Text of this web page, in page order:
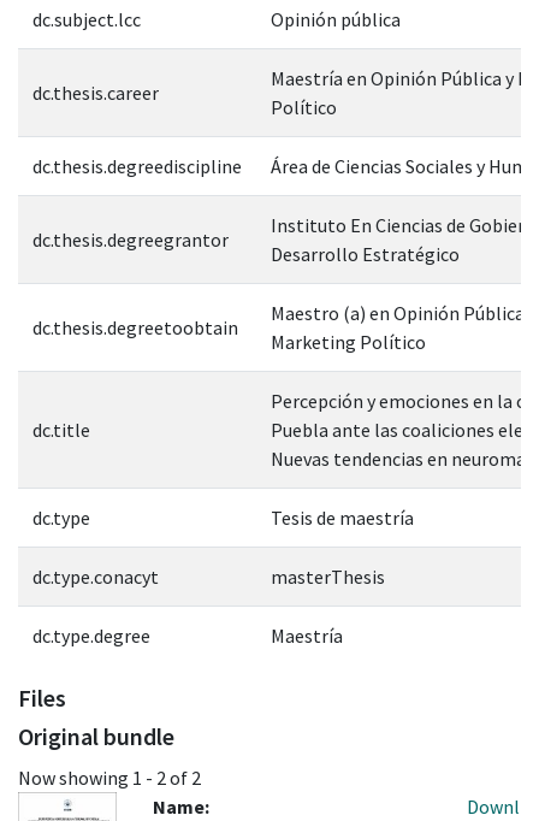
dc.subject.lcc Opinión pública
dc.thesis.career
Maestría en Opinión Pública y
Político
dc.thesis.degreediscipline Área de Ciencias Sociales y
dc.thesis.degreegrantor
Instituto En Ciencias de
Desarrollo Estratégico
dc.thesis.degreetoobtain
Maestro (a) en Opinión Pública y
Marketing Político
dc.title
Percepción y emociones en la
Puebla ante las coaliciones
Nuevas tendencias en
dc.type Tesis de maestría
dc.type.conacyt masterThesis
dc.type.degree Maestría
Files
Original bundle
Now showing 1 - 2 of 2
Name:
Downl